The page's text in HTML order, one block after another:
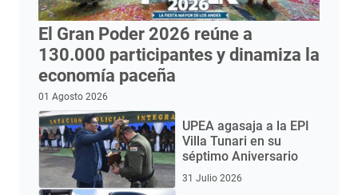
El Gran Poder 2026 reúne a
130.000 participantes y dinamiza la
economía paceña
01 Agosto 2026
UPEA agasaja a la EPI
Villa Tunari en su
séptimo Aniversario
31 Julio 2026